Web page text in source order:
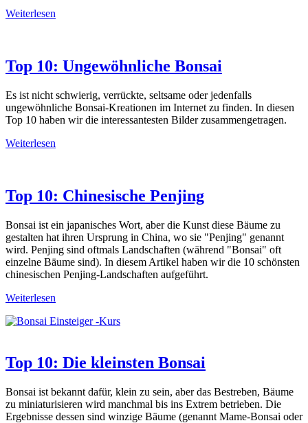
Weiterlesen
Top 10: Ungewöhnliche Bonsai
Es ist nicht schwierig, verrückte, seltsame oder jedenfalls
ungewöhnliche Bonsai-Kreationen im Internet zu finden. In diesen
Top 10 haben wir die interessantesten Bilder zusammengetragen.
Weiterlesen
Top 10: Chinesische Penjing
Bonsai ist ein japanisches Wort, aber die Kunst diese Bäume zu
gestalten hat ihren Ursprung in China, wo sie "Penjing" genannt
wird. Penjing sind oftmals Landschaften (während "Bonsai" oft
einzelne Bäume sind). In diesem Artikel haben wir die 10 schönsten
chinesischen Penjing-Landschaften aufgeführt.
Weiterlesen
Top 10: Die kleinsten Bonsai
Bonsai ist bekannt dafür, klein zu sein, aber das Bestreben, Bäume
zu miniaturisieren wird manchmal bis ins Extrem betrieben. Die
Ergebnisse dessen sind winzige Bäume (genannt Mame-Bonsai oder